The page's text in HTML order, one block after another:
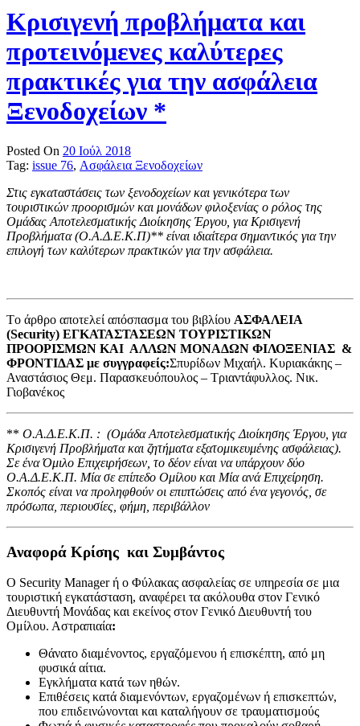
Κρισιγενή προβλήματα και
προτεινόμενες καλύτερες
πρακτικές για την ασφάλεια
Ξενοδοχείων *
Posted On 20 Ιούλ 2018
Tag: issue 76, Ασφάλεια Ξενοδοχείων
Στις εγκαταστάσεις των ξενοδοχείων και γενικότερα των
τουριστικών προορισμών και μονάδων φιλοξενίας ο ρόλος της
Ομάδας Αποτελεσματικής Διοίκησης Έργου, για Κρισιγενή
Προβλήματα (Ο.Α.Δ.Ε.Κ.Π)** είναι ιδιαίτερα σημαντικός για την
επιλογή των καλύτερων πρακτικών για την ασφάλεια.
Tο άρθρο αποτελεί απόσπασμα του βιβλίου ΑΣΦΑΛΕΙΑ
(Security) ΕΓΚΑΤΑΣΤΑΣΕΩΝ ΤΟΥΡΙΣΤΙΚΩΝ
ΠΡΟΟΡΙΣΜΩΝ ΚΑΙ ΑΛΛΩΝ ΜΟΝΑΔΩΝ ΦΙΛΟΞΕΝΙΑΣ &
ΦΡΟΝΤΙΔΑΣ με συγγραφείς:Σπυρίδων Μιχαήλ. Κυριακάκης –
Αναστάσιος Θεμ. Παρασκευόπουλος – Τριαντάφυλλος. Νικ.
Γιοβανέκος
** Ο.Α.Δ.Ε.Κ.Π. : (Ομάδα Αποτελεσματικής Διοίκησης Έργου, για
Κρισιγενή Προβλήματα και ζητήματα εξατομικευμένης ασφάλειας).
Σε ένα Όμιλο Επιχειρήσεων, το δέον είναι να υπάρχουν δύο
Ο.Α.Δ.Ε.Κ.Π. Μία σε επίπεδο Ομίλου και Μία ανά Επιχείρηση.
Σκοπός είναι να προληφθούν οι επιπτώσεις από ένα γεγονός, σε
πρόσωπα, περιουσίες, φήμη, περιβάλλον
Αναφορά Κρίσης και Συμβάντος
Ο Security Manager ή ο Φύλακας ασφαλείας σε υπηρεσία σε μια
τουριστική εγκατάσταση, αναφέρει τα ακόλουθα στον Γενικό
Διευθυντή Μονάδας και εκείνος στον Γενικό Διευθυντή του
Ομίλου. Αστραπιαία:
Θάνατο διαμένοντος, εργαζόμενου ή επισκέπτη, από μη
φυσικά αίτια.
Εγκλήματα κατά των ηθών.
Επιθέσεις κατά διαμενόντων, εργαζομένων ή επισκεπτών,
που επιδεινώνονται και καταλήγουν σε τραυματισμούς